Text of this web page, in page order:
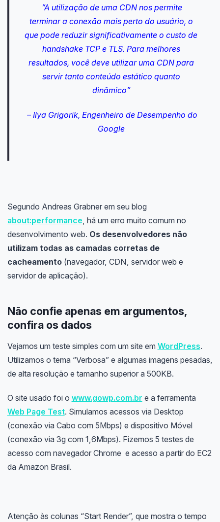
”A utilização de uma CDN nos permite
terminar a conexão mais perto do usuário, o
que pode reduzir significativamente o custo de
handshake TCP e TLS. Para melhores
resultados, você deve utilizar uma CDN para
servir tanto conteúdo estático quanto
dinâmico”
– Ilya Grigorik, Engenheiro de Desempenho do
Google
Segundo Andreas Grabner em seu blog
about:performance, há um erro muito comum no
desenvolvimento web. Os desenvolvedores não
utilizam todas as camadas corretas de
cacheamento(navegador, CDN, servidor web e
servidor de aplicação).
Não confie apenas em argumentos,
confira os dados
Vejamos um teste simples com um site em WordPress.
Utilizamos o tema “Verbosa” e algumas imagens pesadas,
de alta resolução e tamanho superior a 500KB.
O site usado foi o www.gowp.com.br e a ferramenta
Web Page Test. Simulamos acessos via Desktop
(conexão via Cabo com 5Mbps) e dispositívo Móvel
(conexão via 3g com 1,6Mbps). Fizemos 5 testes de
acesso com navegador Chrome e acesso a partir do EC2
da Amazon Brasil.
Atenção às colunas “Start Render”, que mostra o tempo